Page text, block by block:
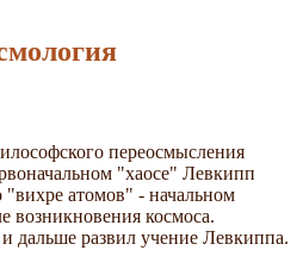
переосмысления
"хаосе" Левкипп
"вихре атомов" - начальном
возникновения космоса.
дальше развил учение Левкиппа.